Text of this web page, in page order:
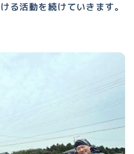
る活動を続けていきます。